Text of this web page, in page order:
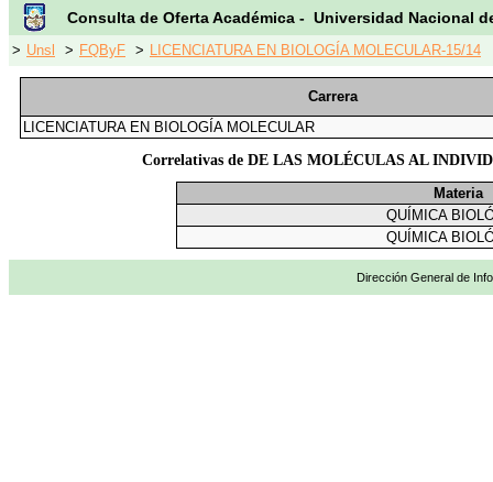
Consulta de Oferta Académica - Universidad Nacional
> Unsl > FQByF > LICENCIATURA EN BIOLOGÍA MOLECULAR-15/14
Carrera
LICENCIATURA EN BIOLOGÍA MOLECULAR
Correlativas de DE LAS MOLÉCULAS AL
Materia
QUÍMICA
QUÍMICA
Dirección General de